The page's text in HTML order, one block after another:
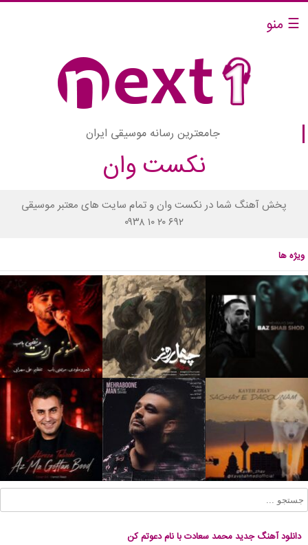
☰ منو
جامعترین رسانه موسیقی ایران
نکست وان
پخش آهنگ شما در نکست وان و تمام سایت های معتبر موسیقی
۰۹۳۸ ۱۰ ۲۰ ۶۹۲
ویژه ها
دانلود آهنگ جدید محمد سعادت با نام دعوتم کن